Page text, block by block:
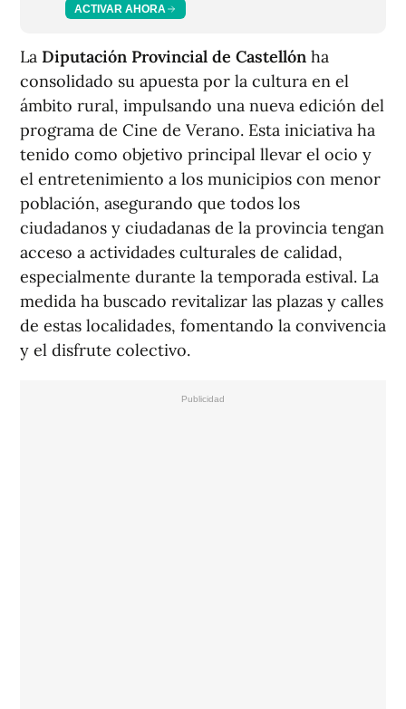
ACTIVAR AHORA
La Diputación Provincial de Castellón ha
consolidado su apuesta por la cultura en el
ámbito rural, impulsando una nueva edición del
programa de Cine de Verano. Esta iniciativa ha
tenido como objetivo principal llevar el ocio y
el entretenimiento a los municipios con menor
población, asegurando que todos los
ciudadanos y ciudadanas de la provincia tengan
acceso a actividades culturales de calidad,
especialmente durante la temporada estival. La
medida ha buscado revitalizar las plazas y calles
de estas localidades, fomentando la convivencia
y el disfrute colectivo.